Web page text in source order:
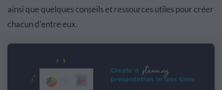
ainsi que quelques conseils et ressources utiles pour créer
chacun d'entre eux.